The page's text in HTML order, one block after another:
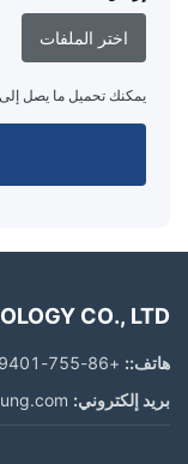
اختر الملفات
يمكنك تحميل ما يصل إلى 5 ملفات وكل ملف بحجم 10M أقصى.
CO., LTD
هاتف:: +86-755-89589401
بريد إلكتروني: